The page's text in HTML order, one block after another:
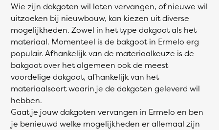
Wie zijn dakgoten wil laten vervangen, of nieuwe wil
uitzoeken bij nieuwbouw, kan kiezen uit diverse
mogelijkheden. Zowel in het type dakgoot als het
materiaal. Momenteel is de bakgoot in Ermelo erg
populair. Afhankelijk van de materiaalkeuze is de
bakgoot over het algemeen ook de meest
voordelige dakgoot, afhankelijk van het
materiaalsoort waarin je de dakgoten geleverd wil
hebben.
Gaat je jouw dakgoten vervangen in Ermelo en ben
je benieuwd welke mogelijkheden er allemaal zijn